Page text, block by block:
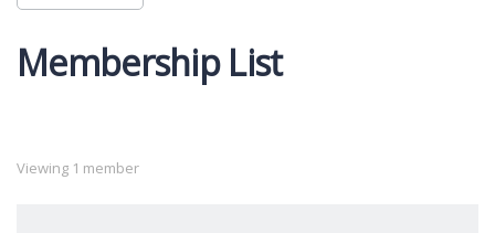
By:
Membership List
Viewing 1 member